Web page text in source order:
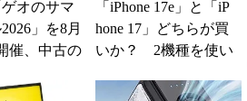
オのサマ
」を8月
催、中古の
「iPhone 17e」と「iP
hone 17」どちらが買
いか？ 2機種を使い